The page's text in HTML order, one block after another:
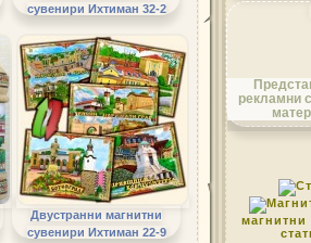
сувенири Ихтиман 32-2
Двустранни магнитни
сувенири Ихтиман 22-9
Област
рекламни
магнитни